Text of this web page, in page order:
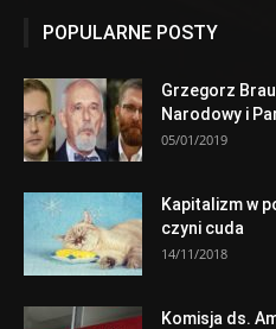
POPULARNE POSTY
Grzegorz
Narodowy i
05/01/2019
Kapitalizm w
czyni cuda
14/11/2018
Komisja ds.